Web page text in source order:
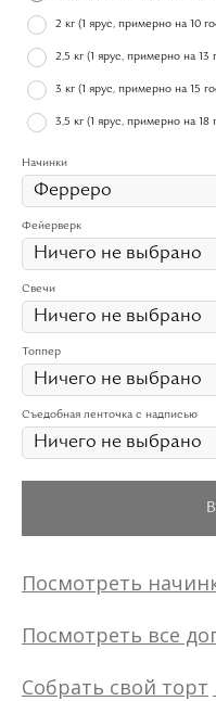
2 кг (1 ярус, примерно на 10
2,5 кг (1 ярус, примерно на 13
3 кг (1 ярус, примерно на 15
3,5 кг (1 ярус, примерно на 18
Начинки
Фейерверк
Свечи
Топпер
Съедобная ленточка с надписью
Посмотреть
Посмотреть все
Собрать свой торт